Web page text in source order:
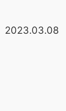
2023.03.08